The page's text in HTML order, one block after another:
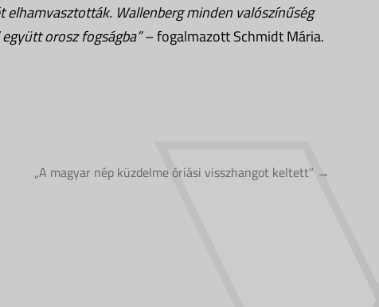
Wallenberg minden valószínűség
orosz fogságba”– fogalmazott Schmidt Mária.
„A magyar nép küzdelme óriási visszhangot keltett” →